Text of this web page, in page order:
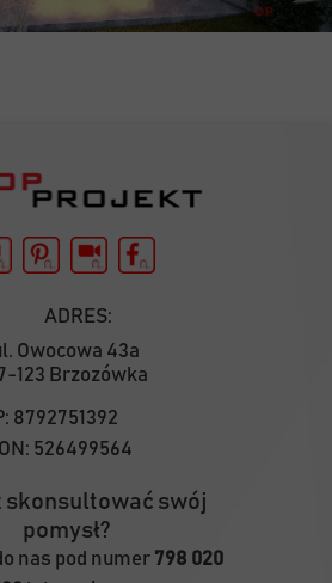
8792751392
526499564
skonsultować swój
pomysł?
nas pod numer 798 020
ADRES:
Owocowa 43a
123 Brzozówka